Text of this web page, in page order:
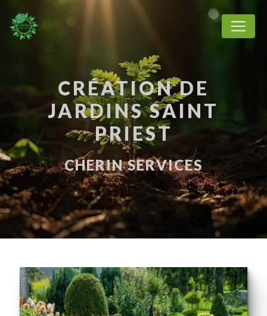
CRÉATION DE
JARDINS SAINT
PRIEST
CHERIN SERVICES
Panneau de gestion des cookies